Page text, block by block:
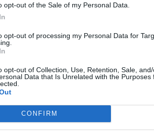
opt-out of the Sale of my Personal Data.
opt-out of processing my Personal Data for
opt-out of Collection, Use, Retention, Sale,
Data that Is Unrelated with the Purposes
CONFIRM
guarda Pietrostefani, non lo
fuggirà in Francia". Poi Formigli
gestione della vicenda tra
stato chiesto con forza? "Sì, forse
con maggiore forza ma
non ce lo avrebbero dato, non
estradato. C'era una
questo punto” -continua